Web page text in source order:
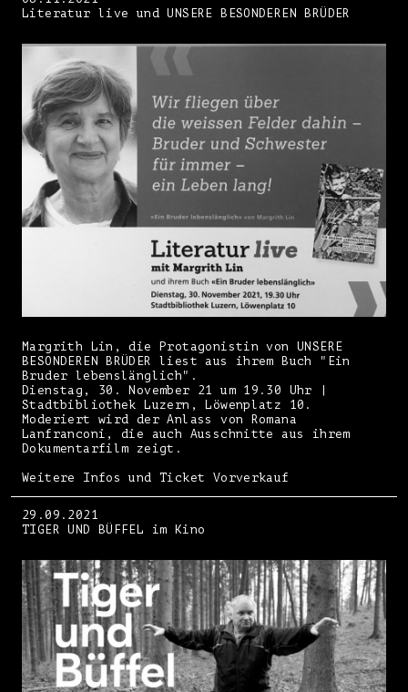
Literatur live und UNSERE BESONDEREN BRÜDER
Margrith Lin, die Protagonistin von UNSERE
BESONDEREN BRÜDER liest aus ihrem Buch "Ein
Bruder lebenslänglich".
Dienstag, 30. November 21 um 19.30 Uhr |
Stadtbibliothek Luzern, Löwenplatz 10.
Moderiert wird der Anlass von Romana
Lanfranconi, die auch Ausschnitte aus ihrem
Dokumentarfilm zeigt.
Weitere Infos und Ticket Vorverkauf
29.09.2021
TIGER UND BÜFFEL im Kino